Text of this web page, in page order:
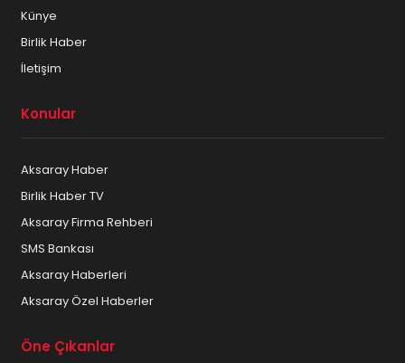
Künye
Birlik Haber
İletişim
Konular
Aksaray Haber
Birlik Haber TV
Aksaray Firma Rehberi
SMS Bankası
Aksaray Haberleri
Aksaray Özel Haberler
Öne Çıkanlar